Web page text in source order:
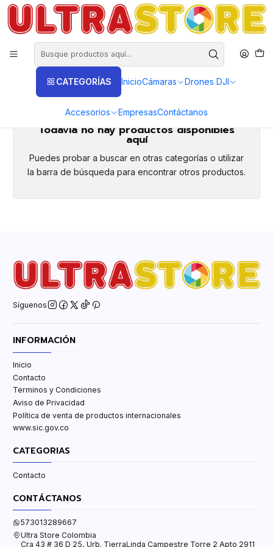
CATEGORÍAS InicioCámaras Drones DJI
Accesorios EmpresasContáctanos
DISTRIBUIDORES EXCLUSIVOS INSTA360, GOPRO, DJI
Inicio Parlantes
Parlantes
parlantes audio
Todavía no hay productos disponibles
aquí
Puedes probar a buscar en otras categorías o utilizar
la barra de búsqueda para encontrar otros productos.
Síguenos
INFORMACIÓN
Inicio
Contacto
Terminos y Condiciones
Aviso de Privacidad
Política de venta de productos internacionales
www.sic.gov.co
CATEGORIAS
Contacto
CONTÁCTANOS
573013289667
Ultra Store Colombia
Cra 43 # 36 D 25, Urb. TierraLinda Campestre Torre 2 Apto 2911